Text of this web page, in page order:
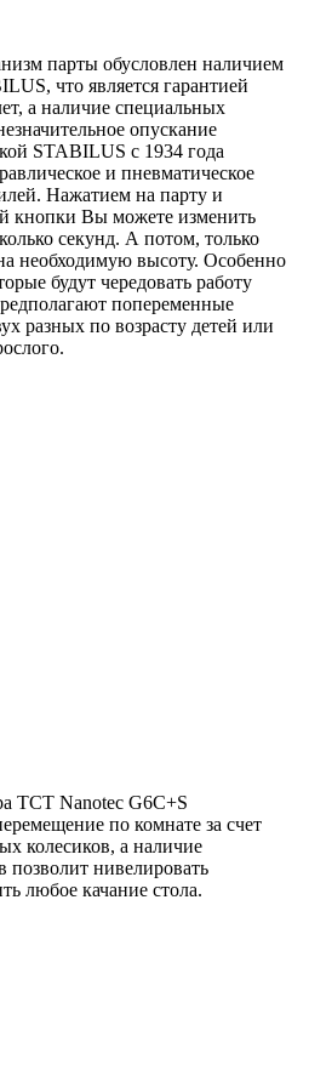
парты обусловлен наличием
что является гарантией
а наличие специальных
опускание
STABILUS с 1934 года
и пневматическое
Нажатием на парту и
кнопки Вы можете изменить
секунд. А потом, только
необходимую высоту. Особенно
будут чередовать работу
попеременные
разных по возрасту детей или
TCT Nanotec G6C+S
по комнате за счет
колесиков, а наличие
позволит нивелировать
любое качание стола.